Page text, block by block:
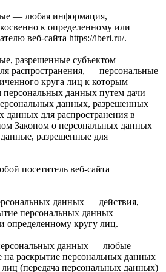
— любая информация,
к определенному или
веб-сайта https://iberi.ru/.
разрешенные субъектом
распространения, — персональные
круга лиц к которым
персональных данных путем дачи
данных, разрешенных
данных для распространения в
Законом о персональных данных
разрешенные для
посетитель веб-сайта
данных — действия,
персональных данных
определенному кругу лиц.
данных — любые
на раскрытие персональных данных
(передача персональных данных)